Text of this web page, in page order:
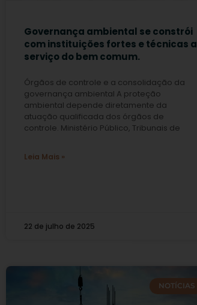
Governança ambiental se constrói
com instituições fortes e técnicas a
serviço do bem comum.
Órgãos de controle e a consolidação da
governança ambiental A proteção
ambiental depende diretamente da
atuação qualificada dos órgãos de
controle. Ministério Público, Tribunais de
Leia Mais »
22 de julho de 2025
NOTÍCIAS